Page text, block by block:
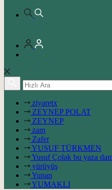
ziyaretx
ZEYNEP POLAT
ZEYNEP
zam
Zafer
YUSUF TÜRKMEN
Yusuf Çolak bu yaza
yürüyüş
Yunan
YUMAKLI